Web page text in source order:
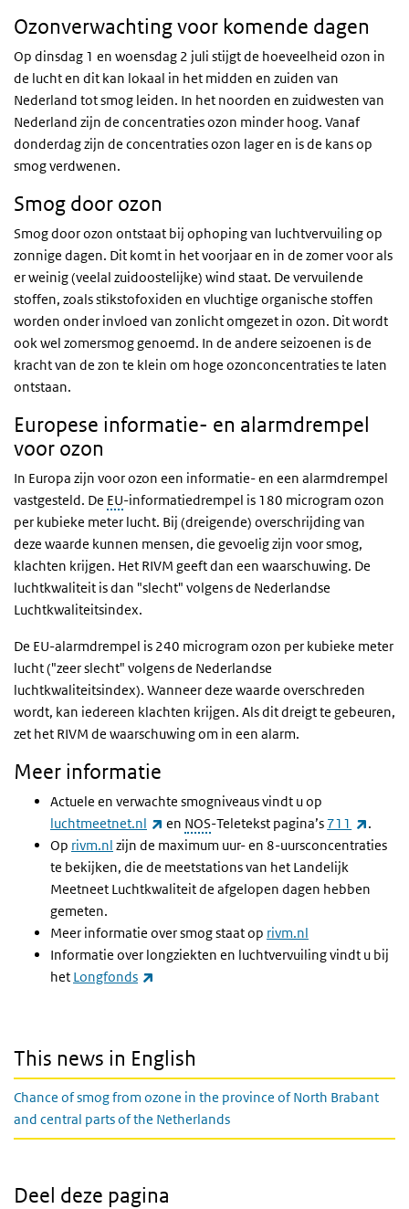
Ozonverwachting voor komende dagen
Op dinsdag 1 en woensdag 2 juli stijgt de hoeveelheid ozon in
de lucht en dit kan lokaal in het midden en zuiden van
Nederland tot smog leiden. In het noorden en zuidwesten van
Nederland zijn de concentraties ozon minder hoog. Vanaf
donderdag zijn de concentraties ozon lager en is de kans op
smog verdwenen.
Smog door ozon
Smog door ozon ontstaat bij ophoping van luchtvervuiling op
zonnige dagen. Dit komt in het voorjaar en in de zomer voor als
er weinig (veelal zuidoostelijke) wind staat. De vervuilende
stoffen, zoals stikstofoxiden en vluchtige organische stoffen
worden onder invloed van zonlicht omgezet in ozon. Dit wordt
ook wel zomersmog genoemd. In de andere seizoenen is de
kracht van de zon te klein om hoge ozonconcentraties te laten
ontstaan.
Europese informatie- en alarmdrempel
voor ozon
In Europa zijn voor ozon een informatie- en een alarmdrempel
vastgesteld. De EU-informatiedrempel is 180 microgram ozon
per kubieke meter lucht. Bij (dreigende) overschrijding van
deze waarde kunnen mensen, die gevoelig zijn voor smog,
klachten krijgen. Het RIVM geeft dan een waarschuwing. De
luchtkwaliteit is dan "slecht" volgens de Nederlandse
Luchtkwaliteitsindex.
De EU-alarmdrempel is 240 microgram ozon per kubieke meter
lucht ("zeer slecht" volgens de Nederlandse
luchtkwaliteitsindex). Wanneer deze waarde overschreden
wordt, kan iedereen klachten krijgen. Als dit dreigt te gebeuren,
zet het RIVM de waarschuwing om in een alarm.
Meer informatie
Actuele en verwachte smogniveaus vindt u op
luchtmeetnet.nl
(externe link)
en NOS-Teletekst pagina’s 711
.
Op rivm.nl zijn de maximum uur- en 8-uursconcentraties
te bekijken, die de meetstations van het Landelijk
Meetneet Luchtkwaliteit de afgelopen dagen hebben
gemeten.
Meer informatie over smog staat op rivm.nl
Informatie over longziekten en luchtvervuiling vindt u bij
het Longfonds
This news in English
Chance of smog from ozone in the province of North Brabant
and central parts of the Netherlands
Deel deze pagina